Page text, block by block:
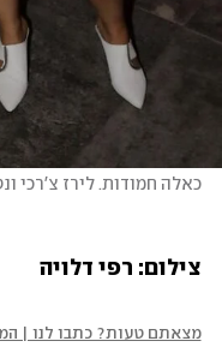
כאלה חמודות. לירז צ'רכי
צילום: רפי דלויה
מצאתם טעות? כתבו לנו |